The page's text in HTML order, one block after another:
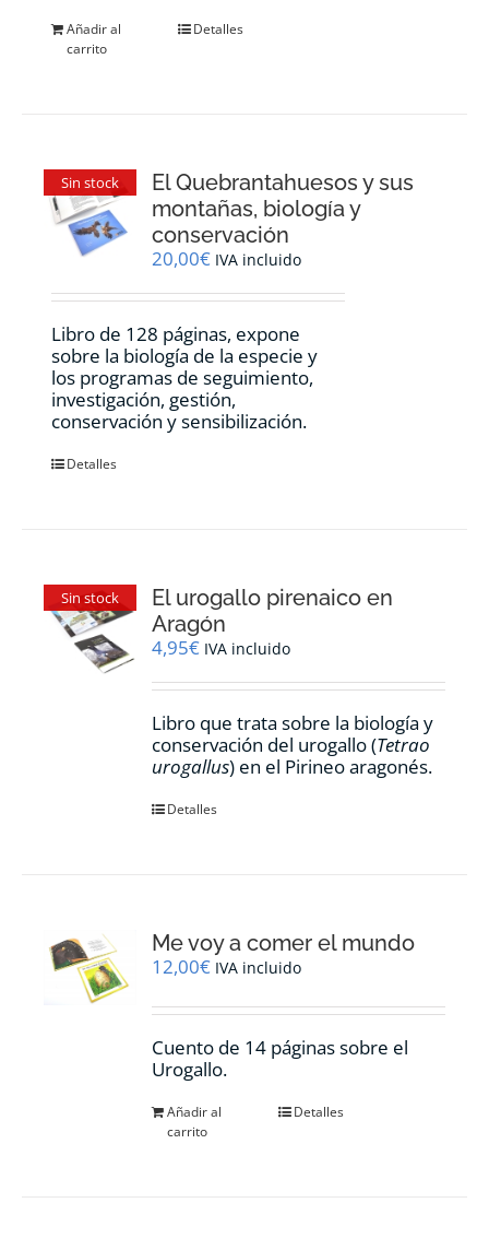
Añadir al
carrito
Detalles
Sin stock
El Quebrantahuesos y sus
montañas, biología y
conservación
20,00€ IVA incluido
Libro de 128 páginas, expone
sobre la biología de la especie y
los programas de seguimiento,
investigación, gestión,
conservación y sensibilización.
Detalles
Sin stock
El urogallo pirenaico en
Aragón
4,95€ IVA incluido
Libro que trata sobre la biología y
conservación del urogallo (Tetrao
urogallus) en el Pirineo aragonés.
Detalles
Me voy a comer el mundo
12,00€ IVA incluido
Cuento de 14 páginas sobre el
Urogallo.
Añadir al
carrito
Detalles